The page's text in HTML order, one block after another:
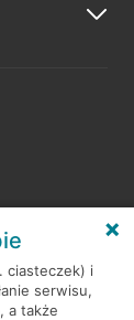
ciasteczek) i
serwisu,
a także